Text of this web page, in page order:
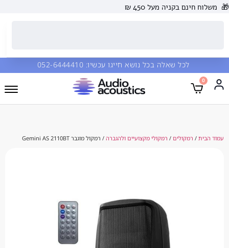
בקניה מעל 450 ₪
שאלה בכל נושא חייגו עכשיו: 052-6444410
/רמקולי מקצועיים ולהגברה/ רמקול מוגבר Gemini AS 2110BT